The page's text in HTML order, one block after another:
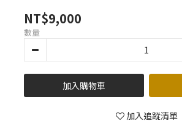
NT$9,000
數量
加入購物車
加入追蹤清單